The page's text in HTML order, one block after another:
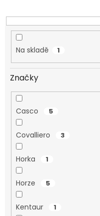
k
t
Na skladě 1
Značky
Casco 5
Covalliero 3
Horka 1
Horze 5
Kentaur 1